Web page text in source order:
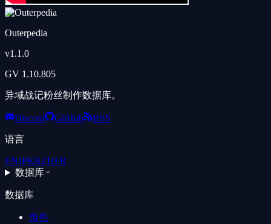
Outerpedia
v1.1.0
GV 1.10.805
异域战记粉丝制作数据库。
Discord GitHub RSS
语言
ENJPKRZHFR
数据库
数据库
角色